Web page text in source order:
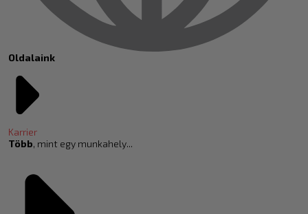
Oldalaink
Karrier
Több, mint egy munkahely...